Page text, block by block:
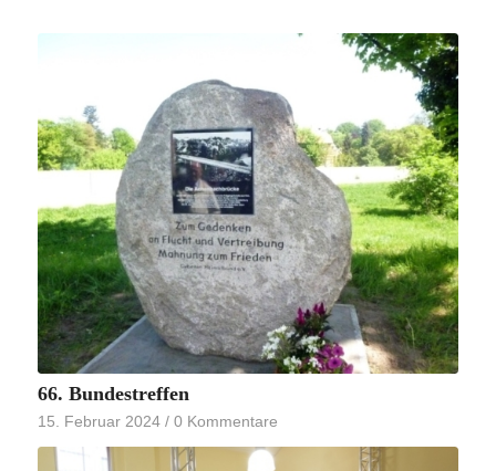
66. Bundestreffen
15. Februar 2024 / 0 Kommentare